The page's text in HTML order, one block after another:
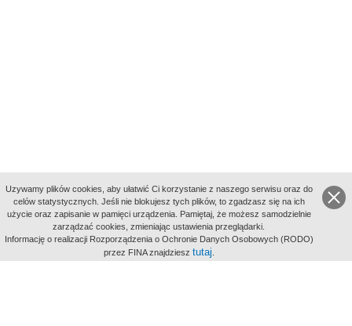
aktywności
Uzywamy plików cookies, aby ułatwić Ci korzystanie z naszego serwisu oraz do
celów statystycznych. Jeśli nie blokujesz tych plików, to zgadzasz się na ich
użycie oraz zapisanie w pamięci urządzenia. Pamiętaj, że możesz samodzielnie
zarządzać cookies, zmieniając ustawienia przeglądarki.
Informację o realizacji Rozporządzenia o Ochronie Danych Osobowych (RODO)
przez FINA znajdziesz tutaj